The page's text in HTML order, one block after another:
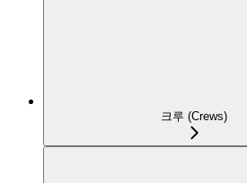
크루 (Crews)